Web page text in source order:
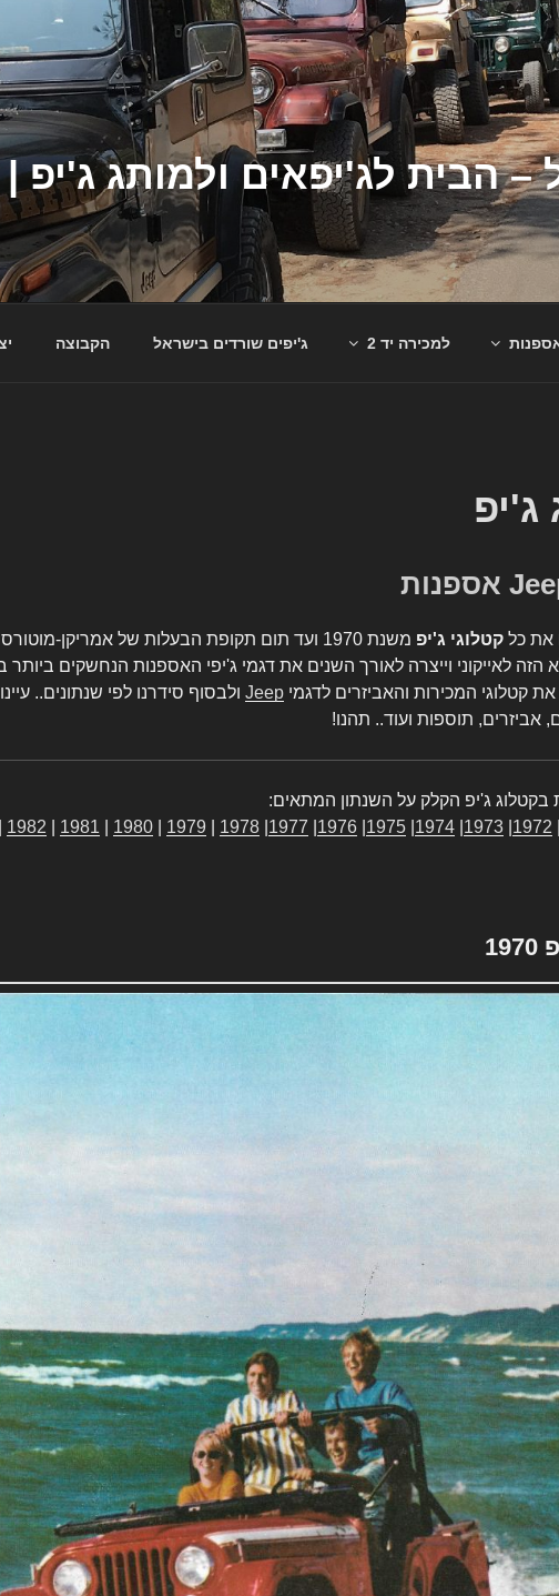
למכירה יד 2 ג'יפים שורדים בישראל הקבוצה
ג'יפ
את כל קטלוגי ג'יפ
משנת 1970 ועד תום תקופת הבעלות של אמריקן-
הזה לאייקוני וייצרה לאורך השנים את דגמי ג'יפי האספנות הנחשקים
את קטלוגי המכירות והאביזרים לדגמי Jeep ולבסוף סידרנו לפי שנתונים..
אביזרים, תוספות ועוד.. תהנו!
בקטלוג ג'יפ הקלק על השנתון המתאים:
1972
1973
1974
1975
1976
1977
1978
1979
1980
1981
1982